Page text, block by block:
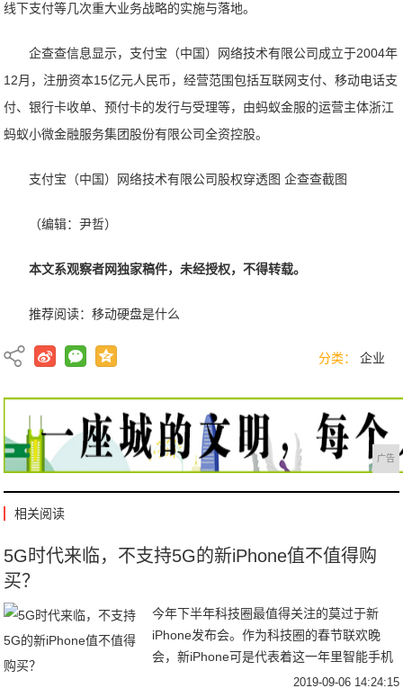
线下支付等几次重大业务战略的实施与落地。
企查查信息显示，支付宝（中国）网络技术有限公司成立于2004年
12月，注册资本15亿元人民币，经营范围包括互联网支付、移动电话支
付、银行卡收单、预付卡的发行与受理等，由蚂蚁金服的运营主体浙江
蚂蚁小微金融服务集团股份有限公司全资控股。
支付宝（中国）网络技术有限公司股权穿透图 企查查截图
（编辑：尹哲）
本文系观察者网独家稿件，未经授权，不得转载。
推荐阅读：移动硬盘是什么
分类： 企业
广告
相关阅读
5G时代来临，不支持5G的新iPhone值不值得购
买？
今年下半年科技圈最值得关注的莫过于新
iPhone发布会。作为科技圈的春节联欢晚
会，新iPhone可是代表着这一年里智能手机
的“巅峰”之作。截止目前，已经有许多关于
2019-09-06 14:24:15